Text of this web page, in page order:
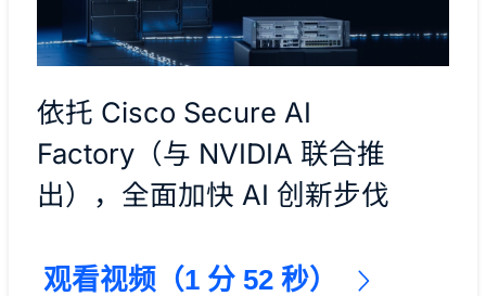
依托 Cisco Secure AI
Factory（与 NVIDIA 联合推
出），全面加快 AI 创新步伐
观看视频（1 分 52 秒）